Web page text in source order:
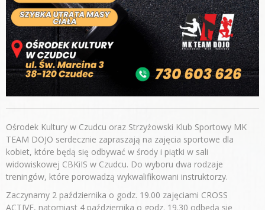
Ośrodek Kultury w Czudcu oraz Strzyżowski Klub Sportowy MK
TEAM DOJO serdecznie zapraszają na zajęcia sportowe dla
kobiet, które będą się odbywać w środy i piątki w sali
widowiskowej CBKiIS w Czudcu. Do wyboru dwa rodzaje
treningów, które porowadzą wykwalifikowani instruktorzy.
Zaczynamy 2 października o godz. 19.00 zajęciami CROSS
ACTIVE, natomiast 4 października o godz. 19.30 odbędą się